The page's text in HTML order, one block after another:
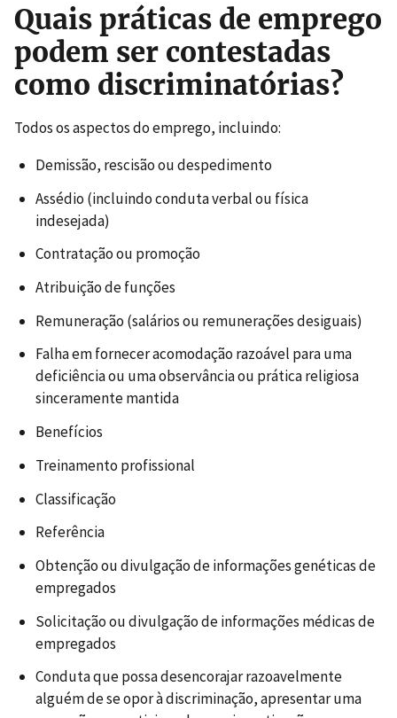
Quais práticas de emprego
podem ser contestadas
como discriminatórias?
Todos os aspectos do emprego, incluindo:
Demissão, rescisão ou despedimento
Assédio (incluindo conduta verbal ou física
indesejada)
Contratação ou promoção
Atribuição de funções
Remuneração (salários ou remunerações desiguais)
Falha em fornecer acomodação razoável para uma
deficiência ou uma observância ou prática religiosa
sinceramente mantida
Benefícios
Treinamento profissional
Classificação
Referência
Obtenção ou divulgação de informações genéticas de
empregados
Solicitação ou divulgação de informações médicas de
empregados
Conduta que possa desencorajar razoavelmente
alguém de se opor à discriminação, apresentar uma